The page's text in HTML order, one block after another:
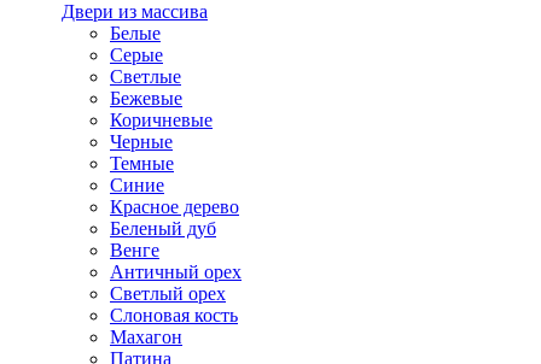
Двери из массива
Белые
Серые
Светлые
Бежевые
Коричневые
Черные
Темные
Синие
Красное дерево
Беленый дуб
Венге
Античный орех
Светлый орех
Слоновая кость
Махагон
Патина